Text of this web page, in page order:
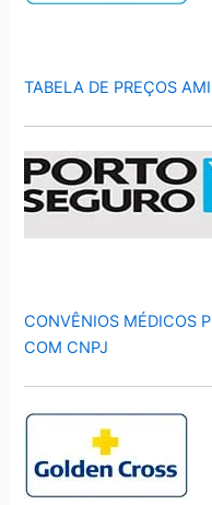
TABELA DE PREÇOS
CONVÊNIOS MÉDICOS
COM CNPJ